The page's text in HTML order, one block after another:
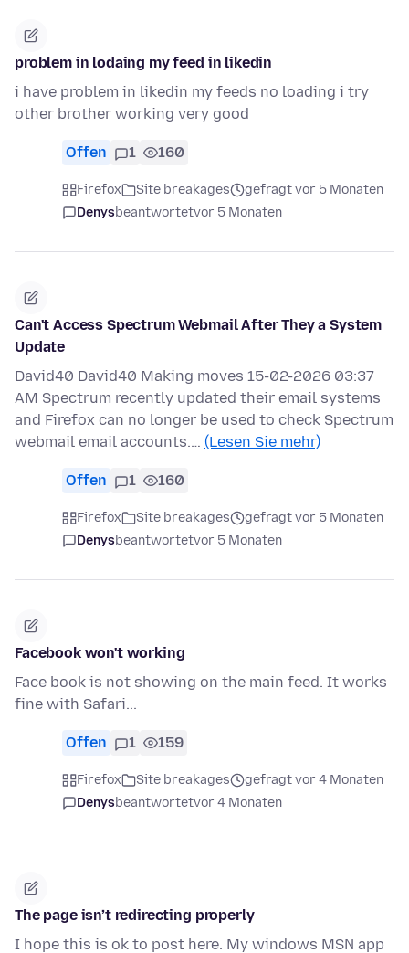
problem in lodaing my feed in likedin
i have problem in likedin my feeds no loading i try
other brother working very good
Offen 1 160
Firefox Site breakages
gefragt vor 5 Monaten
Denysbeantwortetvor 5 Monaten
Can't Access Spectrum Webmail After They a System
Update
David40 David40 Making moves 15-02-2026 03:37
AM Spectrum recently updated their email systems
and Firefox can no longer be used to check Spectrum
webmail email accounts.… (Lesen Sie mehr)
Offen 1 160
Firefox Site breakages
gefragt vor 5 Monaten
Denysbeantwortetvor 5 Monaten
Facebook won't working
Face book is not showing on the main feed. It works
fine with Safari...
Offen 1 159
Firefox Site breakages
gefragt vor 4 Monaten
Denysbeantwortetvor 4 Monaten
The page isn’t redirecting properly
I hope this is ok to post here. My windows MSN app